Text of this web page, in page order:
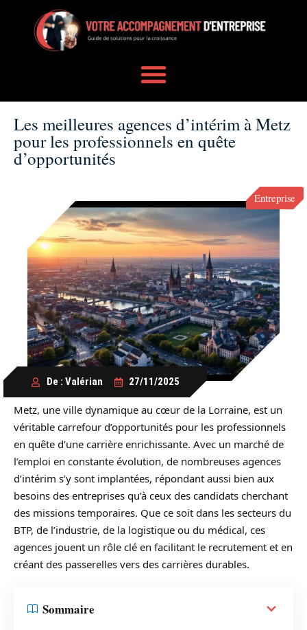
Les meilleures agences d’intérim à Metz
pour les professionnels en quête
d’opportunités
Entreprise
De : Valérian 27/11/2025
Metz, une ville dynamique au cœur de la Lorraine, est un
véritable carrefour d’opportunités pour les professionnels
en quête d’une carrière enrichissante. Avec un marché de
l’emploi en constante évolution, de nombreuses agences
d’intérim s’y sont implantées, répondant aussi bien aux
besoins des entreprises qu’à ceux des candidats cherchant
des missions temporaires. Que ce soit dans les secteurs du
BTP, de l’industrie, de la logistique ou du médical, ces
agences jouent un rôle clé en facilitant le recrutement et en
créant des passerelles vers des carrières durables.
Sommaire